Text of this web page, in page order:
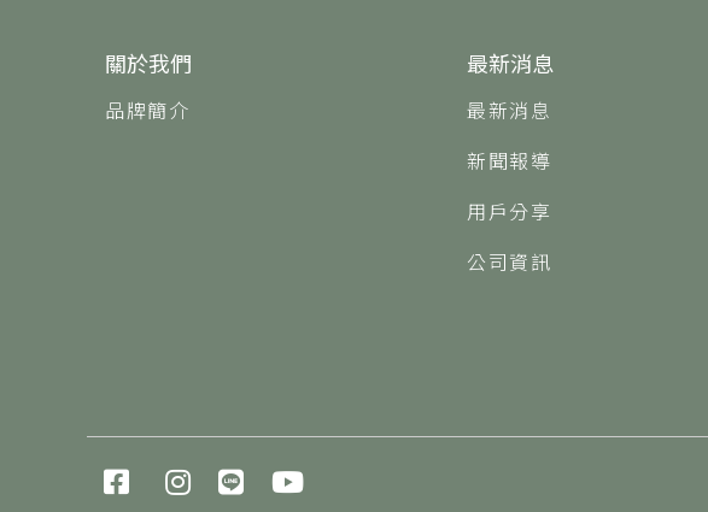
關於我們
品牌簡介
最新消息
最新消息
新聞報導
用戶分享
公司資訊